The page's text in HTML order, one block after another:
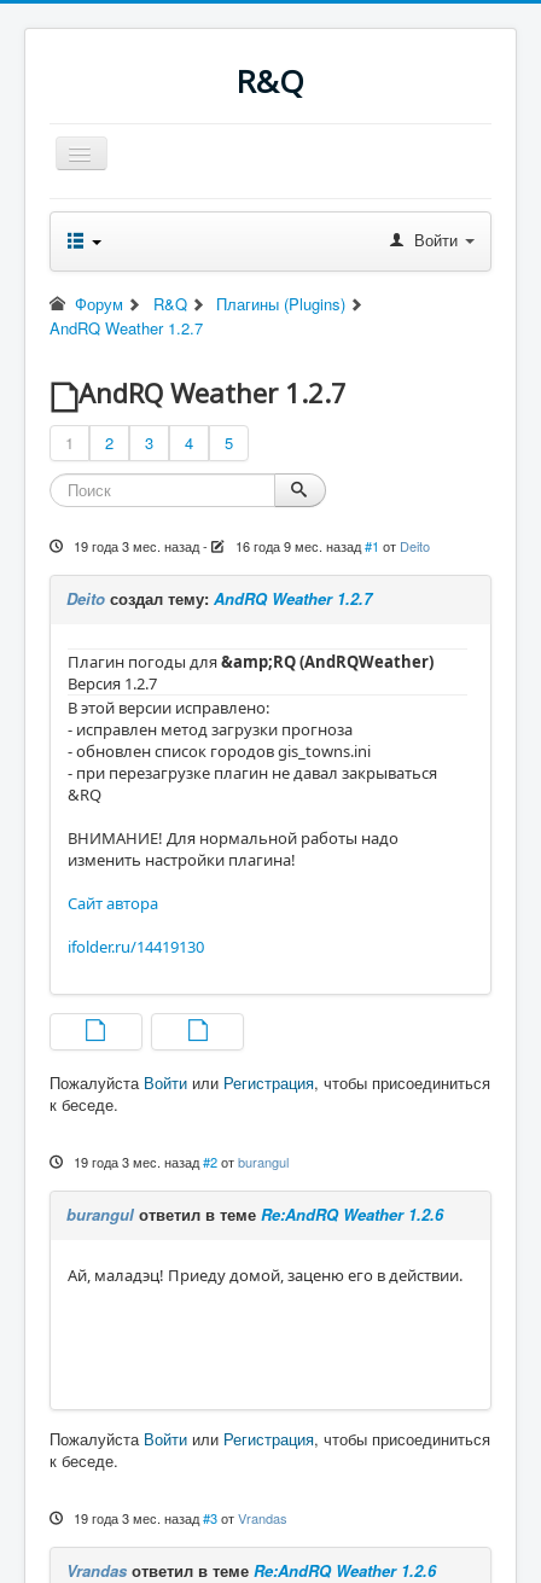
R&Q
Включить/
выключить
Последнее
Скачать
Ночные сборки
Войти
Форум R&Q
Плагины (Plugins)
AndRQ Weather 1.2.7
AndRQ Weather 1.2.7
1 2 3 4 5
19 года 3 мес. назад- 16 года 9 мес. назад #1 от Deito
Deito создал тему: AndRQ Weather 1.2.7
Плагин погоды для&amp;RQ (AndRQWeather)
Версия 1.2.7
В этой версии исправлено:
- исправлен метод загрузки прогноза
- обновлен список городов gis_towns.ini
- при перезагрузке плагин не давал закрываться
&RQ
ВНИМАНИЕ! Для нормальной работы надо
изменить настройки плагина!
Сайт автора
ifolder.ru/14419130
Пожалуйста Войти или Регистрация, чтобы присоединиться
к беседе.
19 года 3 мес. назад #2 отburangul
burangul ответил в теме Re:AndRQ Weather 1.2.6
Ай, маладэц! Приеду домой, заценю его в действии.
Пожалуйста Войти или Регистрация, чтобы присоединиться
к беседе.
19 года 3 мес. назад #3 отVrandas
Vrandas ответил в теме Re:AndRQ Weather 1.2.6